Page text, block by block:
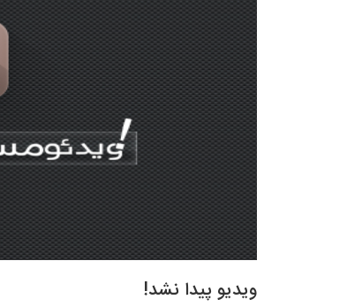
ویدیو پیدا نشد!